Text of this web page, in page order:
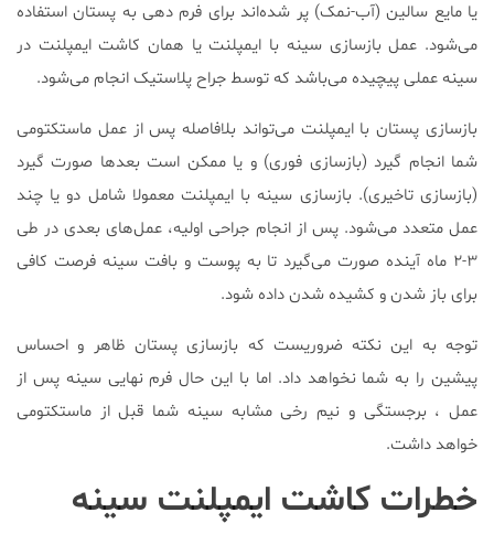
یا مایع سالین (آب-نمک) پر شده‌اند برای فرم دهی به پستان استفاده
می‌شود. عمل بازسازی سینه با ایمپلنت یا همان کاشت ایمپلنت در
سینه عملی پیچیده می‌باشد که توسط جراح پلاستیک انجام می‌شود.
بازسازی پستان با ایمپلنت می‌تواند بلافاصله پس از عمل ماستکتومی
شما انجام گیرد (بازسازی فوری) و یا ممکن است بعدها صورت گیرد
(بازسازی تاخیری). بازسازی سینه با ایمپلنت معمولا شامل دو یا چند
عمل متعدد می‌شود. پس از انجام جراحی اولیه، عمل‌های بعدی در طی
۳-۲ ماه آینده صورت می‌گیرد تا به پوست و بافت سینه فرصت کافی
برای باز شدن و کشیده شدن داده شود.
توجه به این نکته ضروریست که بازسازی پستان ظاهر و احساس
پیشین را به شما نخواهد داد. اما با این حال فرم نهایی سینه پس از
عمل ، برجستگی و نیم رخی مشابه سینه شما قبل از ماستکتومی
خواهد داشت.
خطرات کاشت ایمپلنت سینه